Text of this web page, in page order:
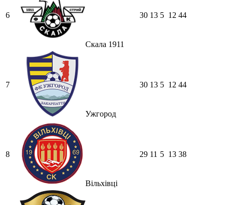
6
Скала 1911
30 13 5 12 44
7
Ужгород
30 13 5 12 44
8
Вільхівці
29 11 5 13 38